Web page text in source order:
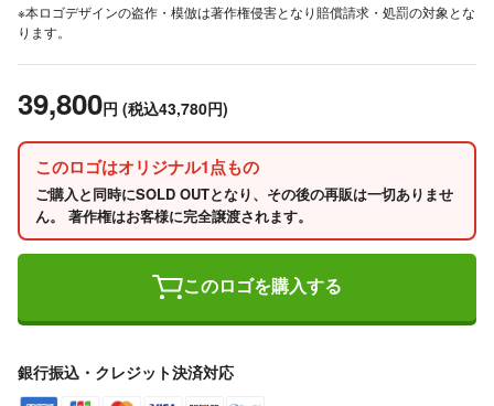
※本ロゴデザインの盗作・模倣は著作権侵害となり賠償請求・処罰の対象とな
ります。
39,800円 (税込43,780円)
このロゴはオリジナル1点もの
ご購入と同時にSOLD OUTとなり、その後の再販は一切ありませ
ん。 著作権はお客様に完全譲渡されます。
このロゴを購入する
銀行振込・クレジット決済対応